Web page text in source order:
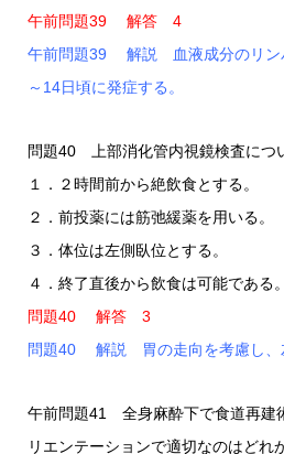
午前問題39 解答 4
午前問題39 解説 血液成分のリン
～14日頃に発症する。
問題40 上部消化管内視鏡検査につ
１．２時間前から絶飲食とする。
２．前投薬には筋弛緩薬を用いる。
３．体位は左側臥位とする。
４．終了直後から飲食は可能である。
問題40 解答 3
問題40 解説 胃の走向を考慮し、
午前問題41 全身麻酔下で食道再建
リエンテーションで適切なのはどれ